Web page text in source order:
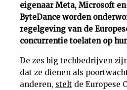
Feiten
Cijfers
eigenaar Meta, Microsoft
ByteDance worden
regelgeving van de
concurrentie toelaten op
De zes big techbedrijven
dat ze dienen als
anderen, stelt de Europese